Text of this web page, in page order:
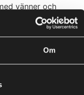
Om
vänner och
varför inte lösa en
Innerstan